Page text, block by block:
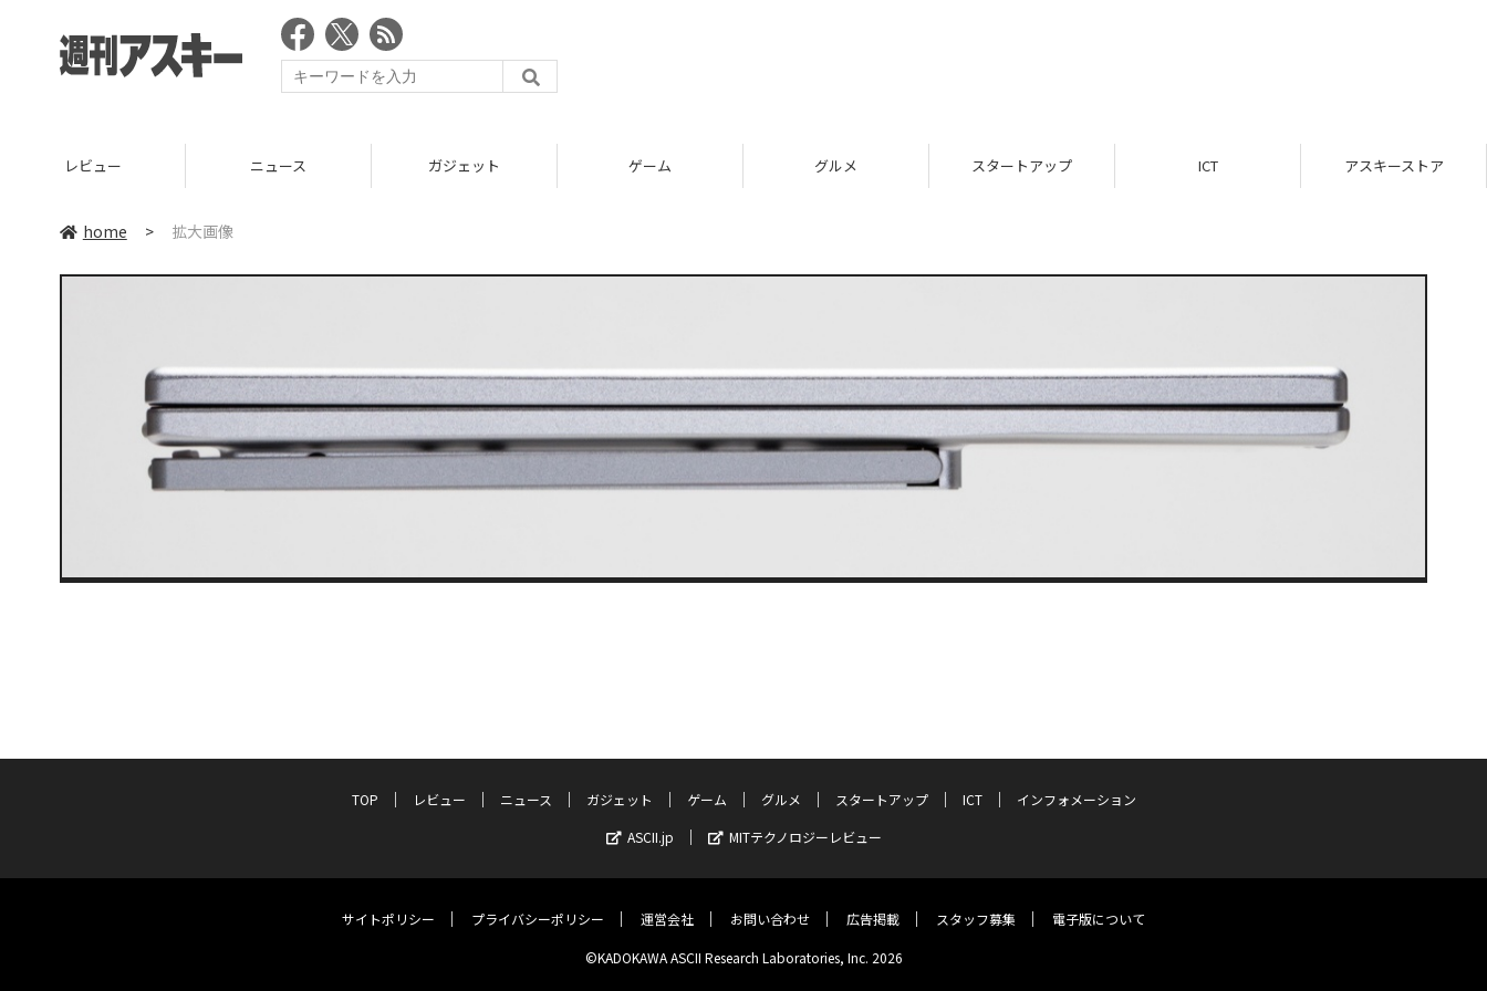
レビュー ニュース ガジェット ゲーム グルメ スタートアップ ICT アスキーストア
home > 拡大画像
TOP レビュー ニュース ガジェット ゲーム グルメ スタートアップ ICT
インフォメーション
ASCII.jp
MITテクノロジーレビュー
サイトポリシー プライバシーポリシー 運営会社 お問い合わせ 広告掲載 スタッフ募集 電子版について
©KADOKAWA ASCII Research Laboratories, Inc. 2026